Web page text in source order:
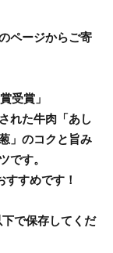
ページからご寄
受賞」
れた牛肉「あし
」のコクと旨み
です。
すめです！
で保存してくだ